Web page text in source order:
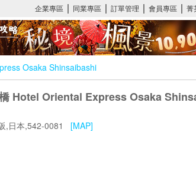
Osaka Shinsaibashi
Hotel Oriental Express Osaka
,日本,542-0081 [MAP]